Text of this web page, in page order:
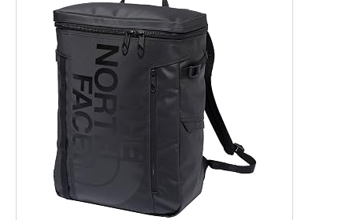
進化するPCとデバイスの未来
好きが集まる 比べて選べる
ビジネスと働き方のヒント
AI活用のいまが分かる
企業ITのトレンドを詳説
経営リーダーのコミュニティ